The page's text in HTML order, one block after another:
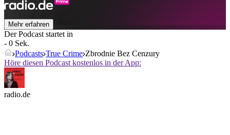
Mehr erfahren
Der Podcast startet in
- 0 Sek.
Podcasts True Crime Zbrodnie Bez Cenzury
Höre diesen Podcast kostenlos in der App:
radio.de